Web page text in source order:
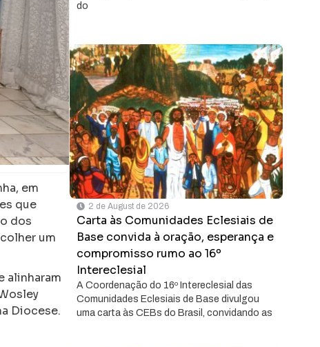
em
que
dos
um
alinharam
Diocese.
do
2 de August de 2026
Carta às Comunidades Eclesiais de
Base convida à oração, esperança e
compromisso rumo ao 16º
Intereclesial
A Coordenação do 16º Intereclesial das
Comunidades Eclesiais de Base divulgou
uma carta às CEBs do Brasil, convidando as